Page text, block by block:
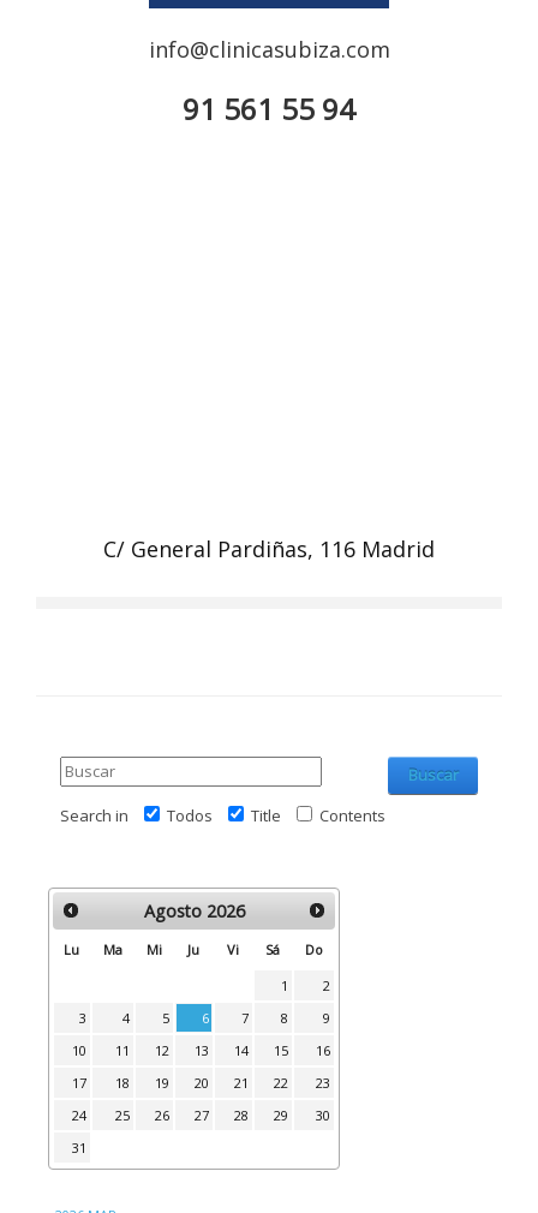
info@clinicasubiza.com
91 561 55 94
C/ General Pardiñas, 116 Madrid
Buscar
Search in
Todos Title Contents
Agosto 2026
Lu Ma Mi Ju Vi Sá Do
1
2
3
4 5 6 7 8
9
10
11 12 13 14 15
16
17
18 19 20 21 22
23
24
25 26 27 28 29
30
31